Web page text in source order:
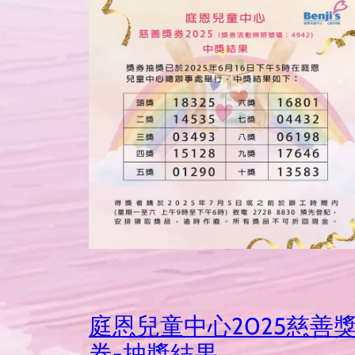
庭恩兒童中心2025慈善